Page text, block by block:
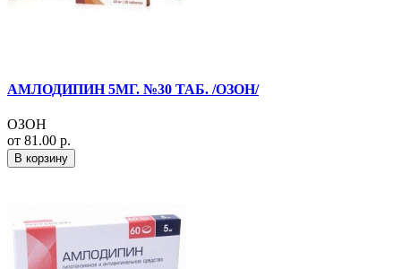
АМЛОДИПИН 5МГ. №30 ТАБ. /ОЗОН/
ОЗОН
от 81.00 р.
В корзину